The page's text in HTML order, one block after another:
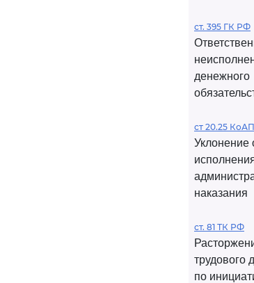
ст. 395 ГК РФ
денежного
ст 20.25
Уклонение
наказания
ст. 81 ТК РФ
трудового
по